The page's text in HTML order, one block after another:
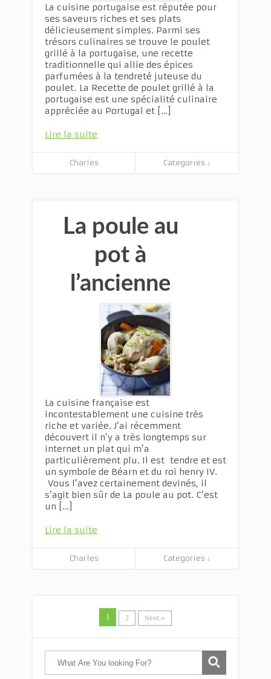
La cuisine portugaise est réputée pour
ses saveurs riches et ses plats
délicieusement simples. Parmi ses
trésors culinaires se trouve le poulet
grillé à la portugaise, une recette
traditionnelle qui allie des épices
parfumées à la tendreté juteuse du
poulet. La Recette de poulet grillé à la
portugaise est une spécialité culinaire
appréciée au Portugal et […]
Lire la suite
Charles Categories ↓
La poule au
pot à
l’ancienne
La cuisine française est
incontestablement une cuisine très
riche et variée. J’ai récemment
découvert il n’y a très longtemps sur
internet un plat qui m’a
particulièrement plu. Il est tendre et est
un symbole de Béarn et du roi henry IV.
Vous l’avez certainement devinés, il
s’agit bien sûr de La poule au pot. C’est
un […]
Lire la suite
Charles Categories ↓
1 2 Next »